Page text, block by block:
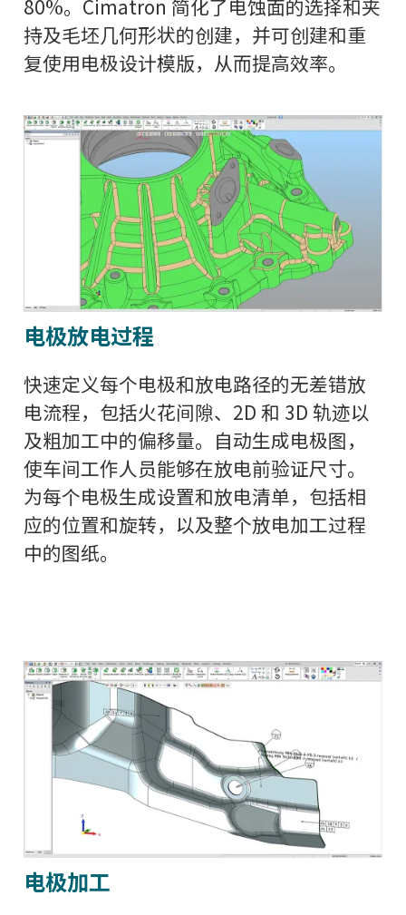
80%。Cimatron 简化了电蚀面的选择和夹
持及毛坯几何形状的创建，并可创建和重
复使用电极设计模版，从而提高效率。
电极放电过程
快速定义每个电极和放电路径的无差错放
电流程，包括火花间隙、2D 和 3D 轨迹以
及粗加工中的偏移量。自动生成电极图，
使车间工作人员能够在放电前验证尺寸。
为每个电极生成设置和放电清单，包括相
应的位置和旋转，以及整个放电加工过程
中的图纸。
电极加工